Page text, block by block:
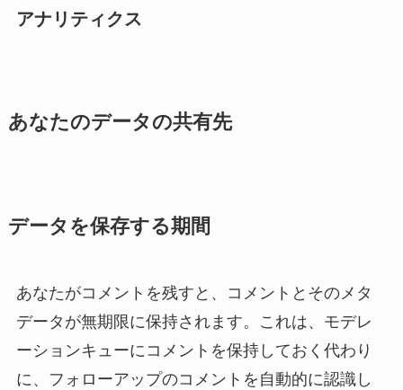
アナリティクス
あなたのデータの共有先
データを保存する期間
あなたがコメントを残すと、コメントとそのメタ
データが無期限に保持されます。これは、モデレ
ーションキューにコメントを保持しておく代わり
に、フォローアップのコメントを自動的に認識し